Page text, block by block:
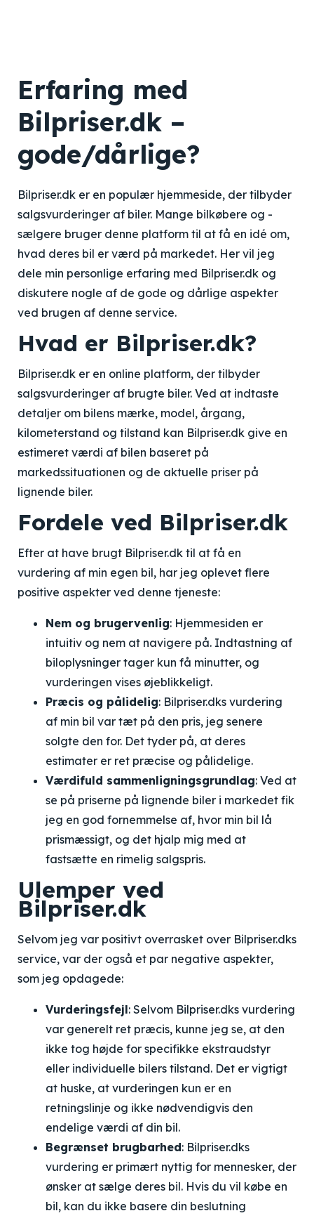
Erfaring med
Bilpriser.dk –
gode/dårlige?
Bilpriser.dk er en populær hjemmeside, der tilbyder
salgsvurderinger af biler. Mange bilkøbere og -
sælgere bruger denne platform til at få en idé om,
hvad deres bil er værd på markedet. Her vil jeg
dele min personlige erfaring med Bilpriser.dk og
diskutere nogle af de gode og dårlige aspekter
ved brugen af denne service.
Hvad er Bilpriser.dk?
Bilpriser.dk er en online platform, der tilbyder
salgsvurderinger af brugte biler. Ved at indtaste
detaljer om bilens mærke, model, årgang,
kilometerstand og tilstand kan Bilpriser.dk give en
estimeret værdi af bilen baseret på
markedssituationen og de aktuelle priser på
lignende biler.
Fordele ved Bilpriser.dk
Efter at have brugt Bilpriser.dk til at få en
vurdering af min egen bil, har jeg oplevet flere
positive aspekter ved denne tjeneste:
Nem og brugervenlig: Hjemmesiden er
intuitiv og nem at navigere på. Indtastning af
biloplysninger tager kun få minutter, og
vurderingen vises øjeblikkeligt.
Præcis og pålidelig: Bilpriser.dks vurdering
af min bil var tæt på den pris, jeg senere
solgte den for. Det tyder på, at deres
estimater er ret præcise og pålidelige.
Værdifuld sammenligningsgrundlag: Ved at
se på priserne på lignende biler i markedet fik
jeg en god fornemmelse af, hvor min bil lå
prismæssigt, og det hjalp mig med at
fastsætte en rimelig salgspris.
Ulemper ved
Bilpriser.dk
Selvom jeg var positivt overrasket over Bilpriser.dks
service, var der også et par negative aspekter,
som jeg opdagede:
Vurderingsfejl: Selvom Bilpriser.dks vurdering
var generelt ret præcis, kunne jeg se, at den
ikke tog højde for specifikke ekstraudstyr
eller individuelle bilers tilstand. Det er vigtigt
at huske, at vurderingen kun er en
retningslinje og ikke nødvendigvis den
endelige værdi af din bil.
Begrænset brugbarhed: Bilpriser.dks
vurdering er primært nyttig for mennesker, der
ønsker at sælge deres bil. Hvis du vil købe en
bil, kan du ikke basere din beslutning